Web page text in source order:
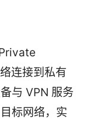
连接到私有
与 VPN 服务
标网络，实